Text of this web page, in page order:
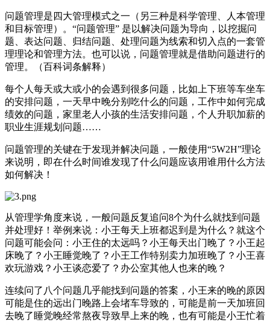
问题管理是四大管理模式之一（另三种是科学管理、人本管理
和目标管理）。“问题管理” 是以解决问题为导向，以挖掘问
题、表达问题、归结问题、处理问题为线索和切入点的一套管
理理论和管理方法。也可以说，问题管理就是借助问题进行的
管理。（百科词条解释）
每个人每天或大或小的会遇到很多问题，比如上下班等车坐车
的安排问题，一天早中晚分别吃什么的问题，工作中如何完成
绩效的问题，家里老人小孩的生活安排问题，个人升职加薪的
职业生涯规划问题……
问题管理的关键在于发现并解决问题，一般使用“5W2H”理论
来说明，即在什么时间谁发现了什么问题应该用谁用什么方法
如何解决！
从管理学角度来说，一般问题反复追问8个为什么就找到问题
并处理好！举例来说：小王每天上班都迟到是为什么？就这个
问题可能会问：小王住的太远吗？小王每天出门晚了？小王起
床晚了？小王睡觉晚了？小王工作特别卖力加班晚了？小王喜
欢玩游戏？小王谈恋爱了？办公室其他人也来的晚？
连续问了八个问题几乎能找到问题的答案，小王来的晚的原因
可能是住的远出门晚路上会堵车导致的，可能是前一天加班回
去晚了睡觉晚经常熬夜导致早上来的晚，也有可能是小王忙着